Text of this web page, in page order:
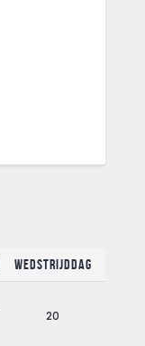
Wedstrijddag
20